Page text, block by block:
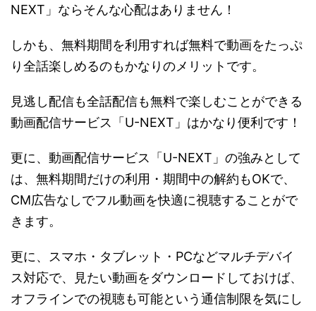
NEXT」ならそんな心配はありません！
しかも、無料期間を利用すれば無料で動画をたっぷ
り全話楽しめるのもかなりのメリットです。
見逃し配信も全話配信も無料で楽しむことができる
動画配信サービス「U-NEXT」はかなり便利です！
更に、動画配信サービス「U-NEXT」の強みとして
は、無料期間だけの利用・期間中の解約もOKで、
CM広告なしでフル動画を快適に視聴することがで
きます。
更に、スマホ・タブレット・PCなどマルチデバイ
ス対応で、見たい動画をダウンロードしておけば、
オフラインでの視聴も可能という通信制限を気にし